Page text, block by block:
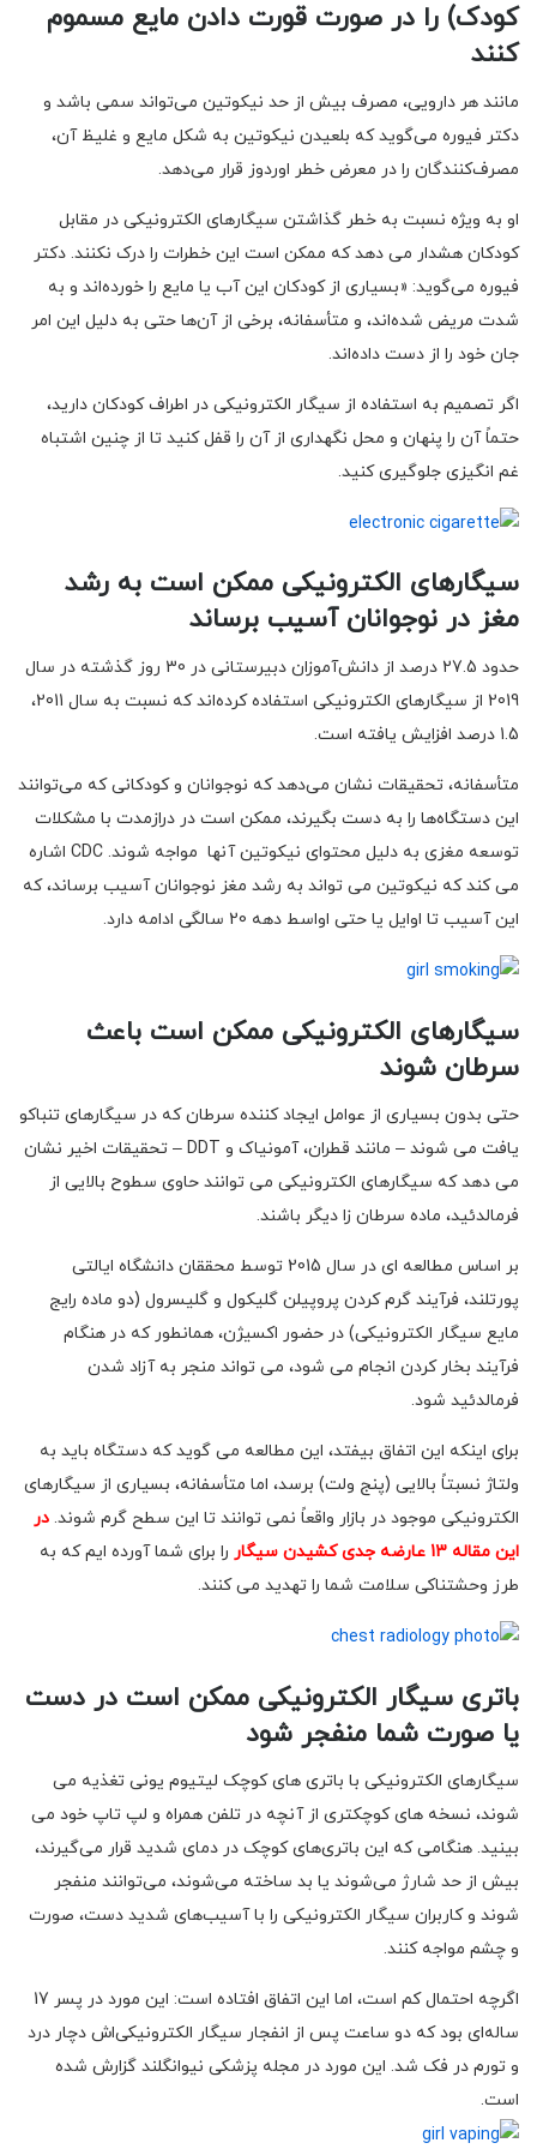
کودک) را در صورت قورت دادن مایع مسموم
کنند
مانند هر دارویی، مصرف بیش از حد نیکوتین می‌تواند سمی باشد و
دکتر فیوره می‌گوید که بلعیدن نیکوتین به شکل مایع و غلیظ آن،
مصرف‌کنندگان را در معرض خطر اوردوز قرار می‌دهد.
او به ویژه نسبت به خطر گذاشتن سیگارهای الکترونیکی در مقابل
کودکان هشدار می دهد که ممکن است این خطرات را درک نکنند. دکتر
فیوره می‌گوید: «بسیاری از کودکان این آب یا مایع را خورده‌اند و به
شدت مریض شده‌اند، و متأسفانه، برخی از آن‌ها حتی به دلیل این امر
جان خود را از دست داده‌اند.
اگر تصمیم به استفاده از سیگار الکترونیکی در اطراف کودکان دارید،
حتماً آن را پنهان و محل نگهداری از آن را قفل کنید تا از چنین اشتباه
غم انگیزی جلوگیری کنید.
سیگارهای الکترونیکی ممکن است به رشد
مغز در نوجوانان آسیب برساند
حدود 27.5 درصد از دانش‌آموزان دبیرستانی در 30 روز گذشته در سال
2019 از سیگارهای الکترونیکی استفاده کرده‌اند که نسبت به سال 2011،
1.5 درصد افزایش یافته است.
متأسفانه، تحقیقات نشان می‌دهد که نوجوانان و کودکانی که می‌توانند
این دستگاه‌ها را به دست بگیرند، ممکن است در درازمدت با مشکلات
توسعه مغزی به دلیل محتوای نیکوتین آنها مواجه شوند. CDC اشاره
می کند که نیکوتین می تواند به رشد مغز نوجوانان آسیب برساند، که
این آسیب تا اوایل یا حتی اواسط دهه 20 سالگی ادامه دارد.
سیگارهای الکترونیکی ممکن است باعث
سرطان شوند
حتی بدون بسیاری از عوامل ایجاد کننده سرطان که در سیگارهای تنباکو
یافت می شوند – مانند قطران، آمونیاک و DDT – تحقیقات اخیر نشان
می دهد که سیگارهای الکترونیکی می توانند حاوی سطوح بالایی از
فرمالدئید، ماده سرطان زا دیگر باشند.
بر اساس مطالعه ای در سال 2015 توسط محققان دانشگاه ایالتی
پورتلند، فرآیند گرم کردن پروپیلن گلیکول و گلیسرول (دو ماده رایج
مایع سیگار الکترونیکی) در حضور اکسیژن، همانطور که در هنگام
فرآیند بخار کردن انجام می شود، می تواند منجر به آزاد شدن
فرمالدئید شود.
برای اینکه این اتفاق بیفتد، این مطالعه می گوید که دستگاه باید به
ولتاژ نسبتاً بالایی (پنج ولت) برسد، اما متأسفانه، بسیاری از سیگارهای
الکترونیکی موجود در بازار واقعاً نمی توانند تا این سطح گرم شوند. در
این مقاله 13 عارضه جدی کشیدن سیگار
را برای شما آورده ایم که به
طرز وحشتناکی سلامت شما را تهدید می کنند.
باتری سیگار الکترونیکی ممکن است در دست
یا صورت شما منفجر شود
سیگارهای الکترونیکی با باتری های کوچک لیتیوم یونی تغذیه می
شوند، نسخه های کوچکتری از آنچه در تلفن همراه و لپ تاپ خود می
بینید. هنگامی که این باتری‌های کوچک در دمای شدید قرار می‌گیرند،
بیش از حد شارژ می‌شوند یا بد ساخته می‌شوند، می‌توانند منفجر
شوند و کاربران سیگار الکترونیکی را با آسیب‌های شدید دست، صورت
و چشم مواجه کنند.
اگرچه احتمال کم است، اما این اتفاق افتاده است: این مورد در پسر 17
ساله‌ای بود که دو ساعت پس از انفجار سیگار الکترونیکی‌اش دچار درد
و تورم در فک شد. این مورد در مجله پزشکی نیوانگلند گزارش شده
است.